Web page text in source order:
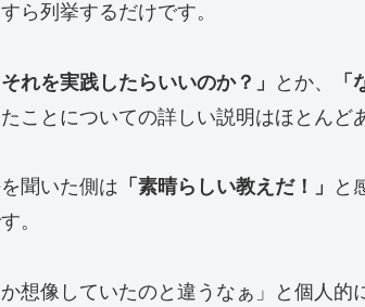
ら列挙するだけです。
れを実践したらいいのか？」 とか、
ことについての詳しい説明はほとんど
聞いた側は 「素晴らしい教えだ！」
と
。
想像していたのと違うなぁ」と個人的